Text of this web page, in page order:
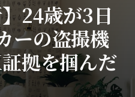
24歳が3日
ーの盗撮機
拠を掴んだ